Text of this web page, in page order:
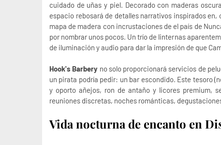
cuidado de uñas y piel. Decorado con maderas
espacio rebosará de detalles narrativos inspirados
mapa de madera con incrustaciones de el país de
por nombrar unos pocos. Un trío de linternas
de iluminación y audio para dar la impresión de que
Hook's Barbery no solo proporcionará servicios de
un pirata podría pedir: un bar escondido. Este tesoro
y oporto añejos, ron de antaño y licores premium,
reuniones discretas, noches románticas,
Vida nocturna de encanto en